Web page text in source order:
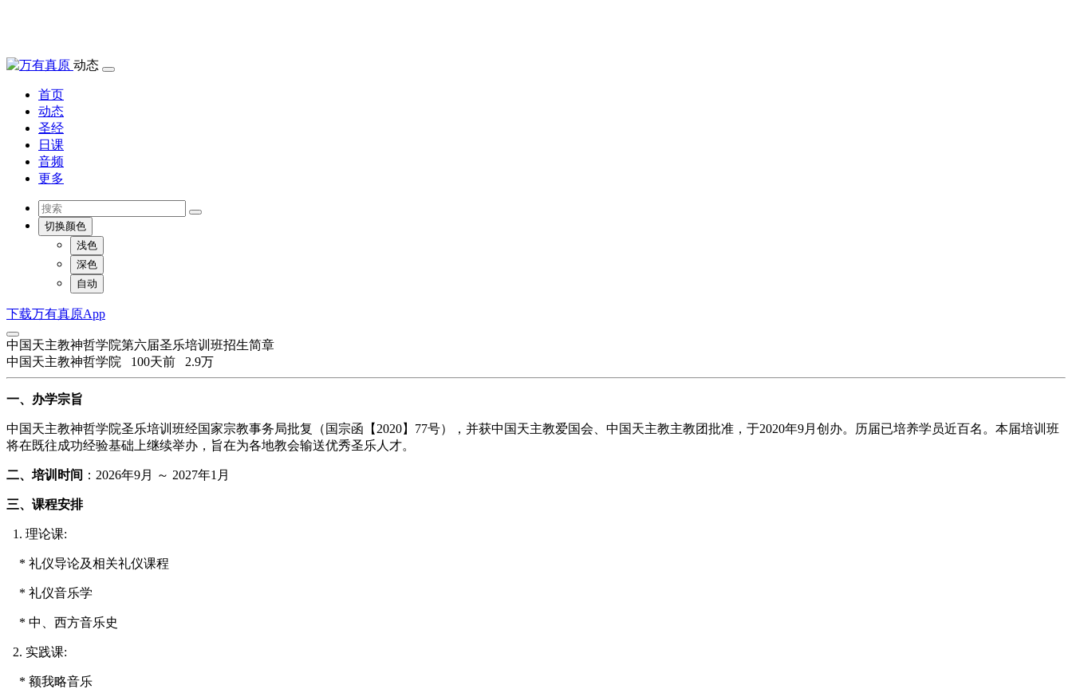
动态
首页
动态
圣经
日课
音频
更多
切换颜色
浅色
深色
自动
下载万有真原App
中国天主教神哲学院第六届圣乐培训班招生简章
中国天主教神哲学院 100天前 2.9万
一、办学宗旨
中国天主教神哲学院圣乐培训班经国家宗教事务局批复（国宗函【2020】77号），并获中国天主教爱国会、中国天主教主教团批准，于2020年9月创办。历届已培养学员近百名。本届培训班
将在既往成功经验基础上继续举办，旨在为各地教会输送优秀圣乐人才。
二、培训时间 ：2026年9月 ～ 2027年1月
三、课程安排
1. 理论课:
* 礼仪导论及相关礼仪课程
* 礼仪音乐学
* 中、西方音乐史
2. 实践课:
* 额我略音乐